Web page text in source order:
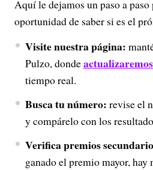
Aquí le dejamos un paso a
oportunidad de saber si es el
Visite nuestra página:
Pulzo, donde
tiempo real.
Busca tu número: revise el
y compárelo con los
Verifica premios
ganado el premio mayor, hay